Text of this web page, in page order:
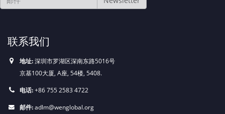
联系我们
地址:深圳市罗湖区深南东路5016号
京基100大厦, A座, 54楼, 5408.
电话:+86 755 2583 4722
邮件:adlm@wenglobal.org